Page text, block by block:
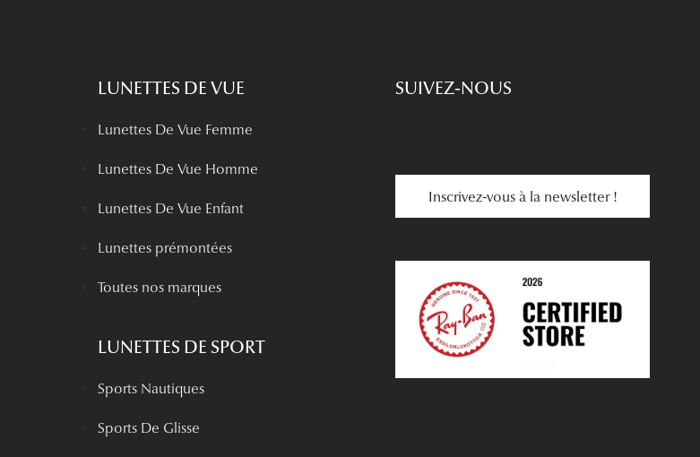
LUNETTES DE VUE
Lunettes De Vue Femme
Lunettes De Vue Homme
Lunettes De Vue Enfant
Lunettes prémontées
Toutes nos marques
LUNETTES DE SPORT
Sports Nautiques
Sports De Glisse
SUIVEZ-NOUS
Inscrivez-vous à la newsletter !